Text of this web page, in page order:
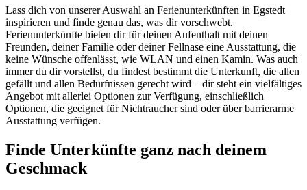
Lass dich von unserer Auswahl an Ferienunterkünften in Egstedt
inspirieren und finde genau das, was dir vorschwebt.
Ferienunterkünfte bieten dir für deinen Aufenthalt mit deinen
Freunden, deiner Familie oder deiner Fellnase eine Ausstattung, die
keine Wünsche offenlässt, wie WLAN und einen Kamin. Was auch
immer du dir vorstellst, du findest bestimmt die Unterkunft, die allen
gefällt und allen Bedürfnissen gerecht wird – dir steht ein vielfältiges
Angebot mit allerlei Optionen zur Verfügung, einschließlich
Optionen, die geeignet für Nichtraucher sind oder über barrierarme
Ausstattung verfügen.
Finde Unterkünfte ganz nach deinem
Geschmack